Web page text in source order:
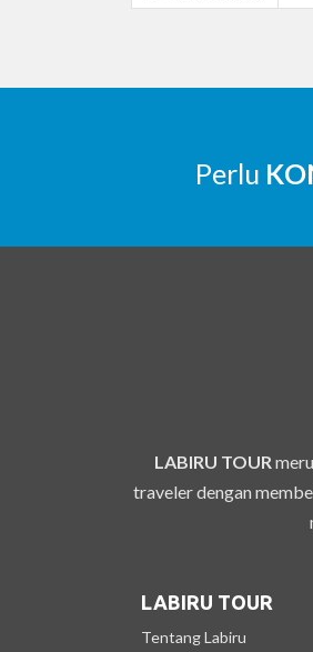
Perlu
LABIRU TOUR
traveler dengan
LABIRU TOUR
Tentang Labiru